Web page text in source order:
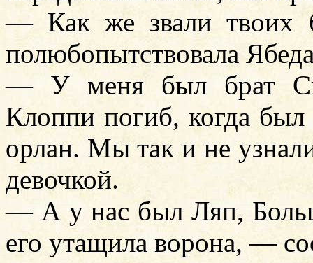
— Как же звали твоих
полюбопытствовала
— У меня был брат
Клоппи погиб, когда
орлан. Мы так и не
девочкой.
— А у нас был Ляп,
его утащила ворона, —